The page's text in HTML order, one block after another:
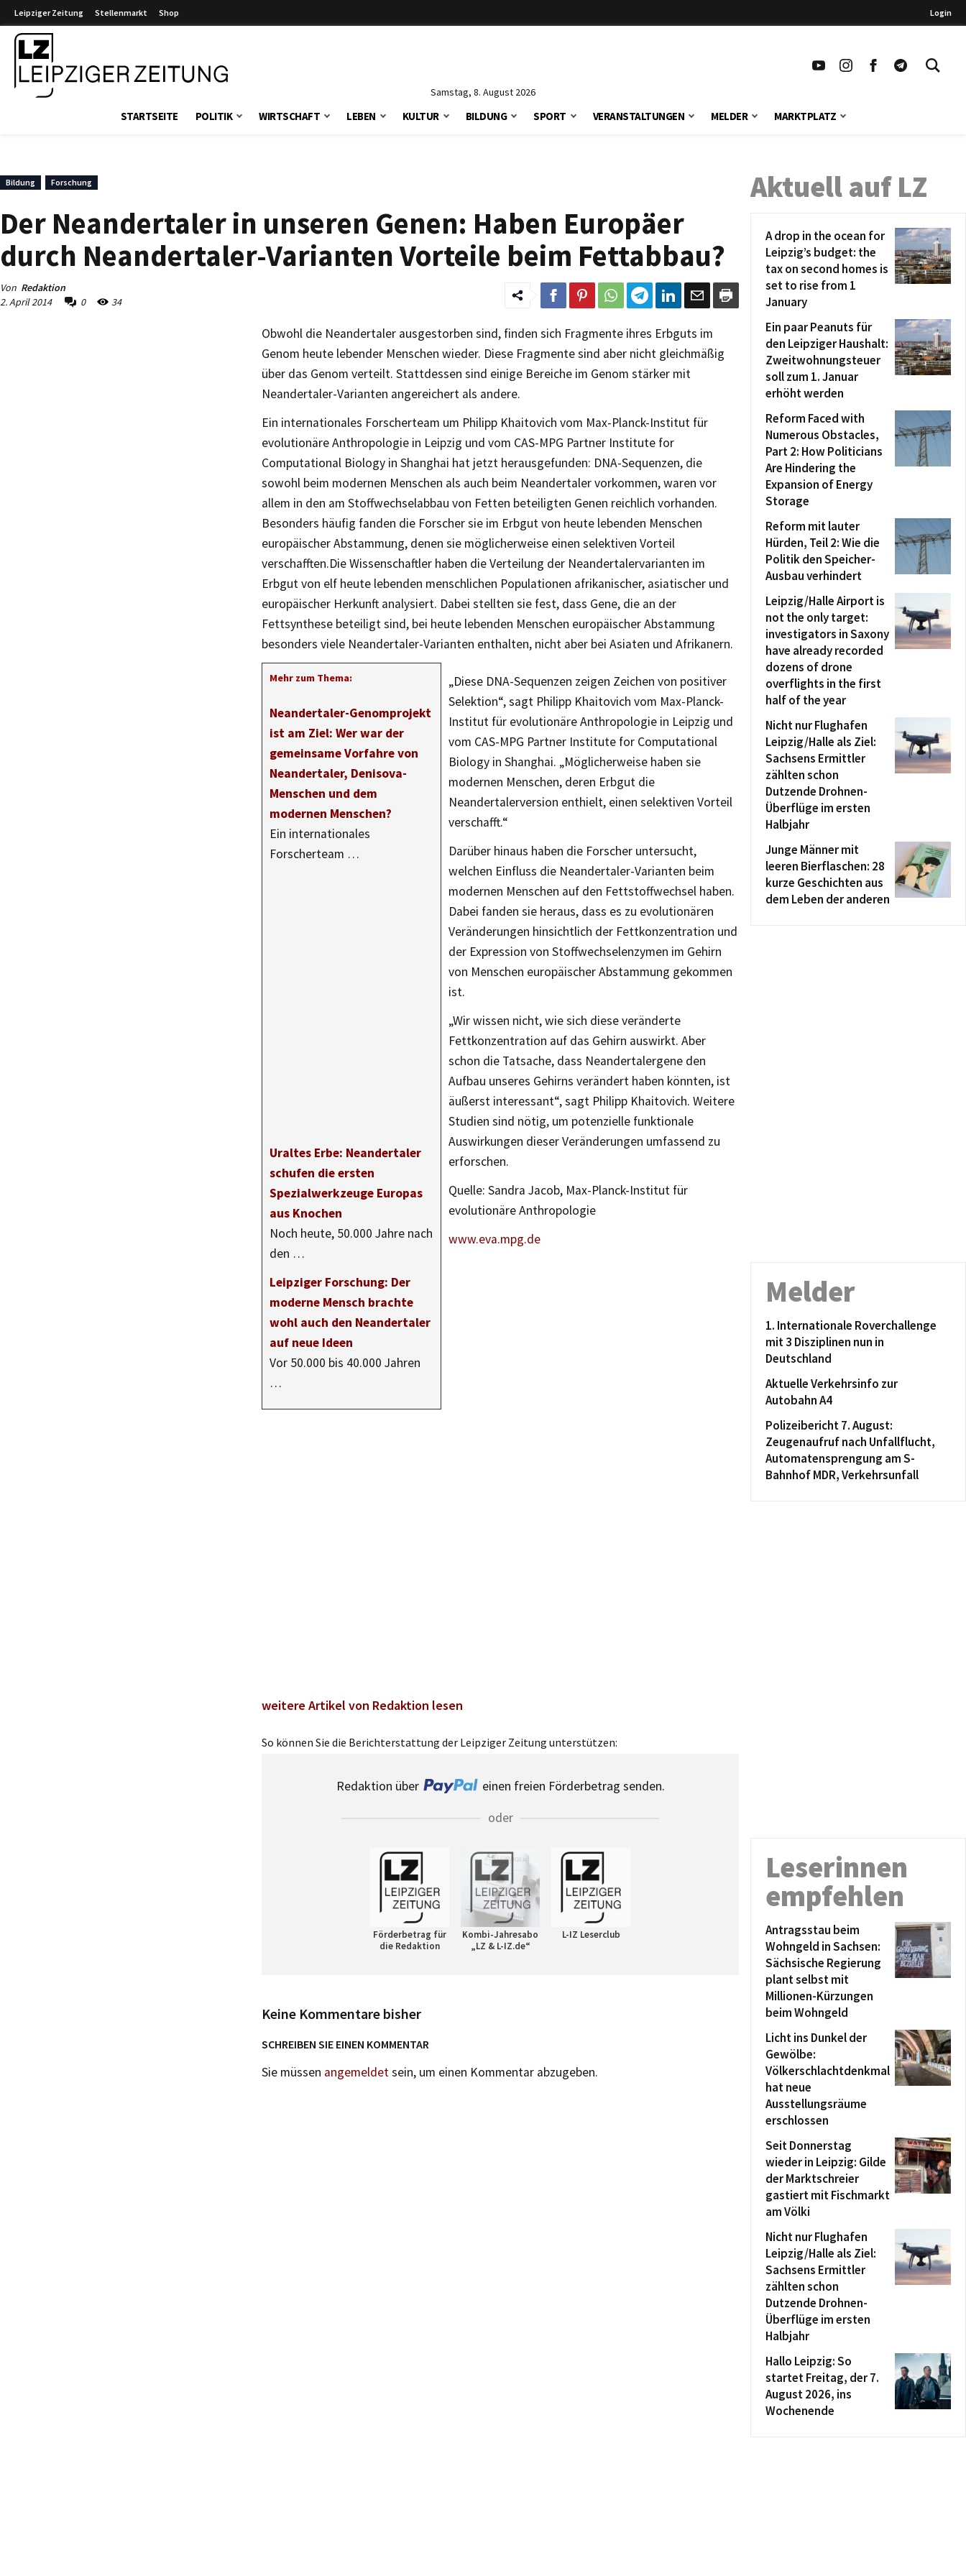
Leipziger Zeitung Stellenmarkt Shop Login
Samstag, 8. August 2026
STARTSEITE POLITIK WIRTSCHAFT LEBEN KULTUR BILDUNG SPORT VERANSTALTUNGEN MELDER MARKTPLATZ
Bildung Forschung
Der Neandertaler in unseren Genen: Haben Europäer
durch Neandertaler-Varianten Vorteile beim Fettabbau?
Von Redaktion
2. April 2014
0 34
Obwohl die Neandertaler ausgestorben sind, finden sich Fragmente ihres Erbguts im
Genom heute lebender Menschen wieder. Diese Fragmente sind aber nicht gleichmäßig
über das Genom verteilt. Stattdessen sind einige Bereiche im Genom stärker mit
Neandertaler-Varianten angereichert als andere.
Ein internationales Forscherteam um Philipp Khaitovich vom Max-Planck-Institut für
evolutionäre Anthropologie in Leipzig und vom CAS-MPG Partner Institute for
Computational Biology in Shanghai hat jetzt herausgefunden: DNA-Sequenzen, die
sowohl beim modernen Menschen als auch beim Neandertaler vorkommen, waren vor
allem in den am Stoffwechselabbau von Fetten beteiligten Genen reichlich vorhanden.
Besonders häufig fanden die Forscher sie im Erbgut von heute lebenden Menschen
europäischer Abstammung, denen sie möglicherweise einen selektiven Vorteil
verschafften.Die Wissenschaftler haben die Verteilung der Neandertalervarianten im
Erbgut von elf heute lebenden menschlichen Populationen afrikanischer, asiatischer und
europäischer Herkunft analysiert. Dabei stellten sie fest, dass Gene, die an der
Fettsynthese beteiligt sind, bei heute lebenden Menschen europäischer Abstammung
besonders viele Neandertaler-Varianten enthalten, nicht aber bei Asiaten und Afrikanern.
Mehr zum Thema:
Neandertaler-Genomprojekt
ist am Ziel: Wer war der
gemeinsame Vorfahre von
Neandertaler, Denisova-
Menschen und dem
modernen Menschen?
Ein internationales
Forscherteam …
Uraltes Erbe: Neandertaler
schufen die ersten
Spezialwerkzeuge Europas
aus Knochen
Noch heute, 50.000 Jahre nach
den …
Leipziger Forschung: Der
moderne Mensch brachte
wohl auch den Neandertaler
auf neue Ideen
Vor 50.000 bis 40.000 Jahren
…
„Diese DNA-Sequenzen zeigen Zeichen von positiver
Selektion“, sagt Philipp Khaitovich vom Max-Planck-
Institut für evolutionäre Anthropologie in Leipzig und
vom CAS-MPG Partner Institute for Computational
Biology in Shanghai. „Möglicherweise haben sie
modernen Menschen, deren Erbgut die
Neandertalerversion enthielt, einen selektiven Vorteil
verschafft.“
Darüber hinaus haben die Forscher untersucht,
welchen Einfluss die Neandertaler-Varianten beim
modernen Menschen auf den Fettstoffwechsel haben.
Dabei fanden sie heraus, dass es zu evolutionären
Veränderungen hinsichtlich der Fettkonzentration und
der Expression von Stoffwechselenzymen im Gehirn
von Menschen europäischer Abstammung gekommen
ist.
„Wir wissen nicht, wie sich diese veränderte
Fettkonzentration auf das Gehirn auswirkt. Aber
schon die Tatsache, dass Neandertalergene den
Aufbau unseres Gehirns verändert haben könnten, ist
äußerst interessant“, sagt Philipp Khaitovich. Weitere
Studien sind nötig, um potenzielle funktionale
Auswirkungen dieser Veränderungen umfassend zu
erforschen.
Quelle: Sandra Jacob, Max-Planck-Institut für
evolutionäre Anthropologie
www.eva.mpg.de
weitere Artikel von Redaktion lesen
So können Sie die Berichterstattung der Leipziger Zeitung unterstützen:
Redaktion über
einen freien Förderbetrag senden.
oder
Förderbetrag für
die Redaktion
Kombi-Jahresabo
„LZ & L-IZ.de“
L-IZ Leserclub
Keine Kommentare bisher
SCHREIBEN SIE EINEN KOMMENTAR
Sie müssen angemeldetsein, um einen Kommentar abzugeben.
Aktuell auf LZ
A drop in the ocean for
Leipzig’s budget: the
tax on second homes is
set to rise from 1
January
Ein paar Peanuts für
den Leipziger Haushalt:
Zweitwohnungsteuer
soll zum 1. Januar
erhöht werden
Reform Faced with
Numerous Obstacles,
Part 2: How Politicians
Are Hindering the
Expansion of Energy
Storage
Reform mit lauter
Hürden, Teil 2: Wie die
Politik den Speicher-
Ausbau verhindert
Leipzig/Halle Airport is
not the only target:
investigators in Saxony
have already recorded
dozens of drone
overflights in the first
half of the year
Nicht nur Flughafen
Leipzig/Halle als Ziel:
Sachsens Ermittler
zählten schon
Dutzende Drohnen-
Überflüge im ersten
Halbjahr
Junge Männer mit
leeren Bierflaschen: 28
kurze Geschichten aus
dem Leben der anderen
Melder
1. Internationale Roverchallenge
mit 3 Disziplinen nun in
Deutschland
Aktuelle Verkehrsinfo zur
Autobahn A4
Polizeibericht 7. August:
Zeugenaufruf nach Unfallflucht,
Automatensprengung am S-
Bahnhof MDR, Verkehrsunfall
Leserinnen
empfehlen
Antragsstau beim
Wohngeld in Sachsen:
Sächsische Regierung
plant selbst mit
Millionen-Kürzungen
beim Wohngeld
Licht ins Dunkel der
Gewölbe:
Völkerschlachtdenkmal
hat neue
Ausstellungsräume
erschlossen
Seit Donnerstag
wieder in Leipzig: Gilde
der Marktschreier
gastiert mit Fischmarkt
am Völki
Nicht nur Flughafen
Leipzig/Halle als Ziel:
Sachsens Ermittler
zählten schon
Dutzende Drohnen-
Überflüge im ersten
Halbjahr
Hallo Leipzig: So
startet Freitag, der 7.
August 2026, ins
Wochenende